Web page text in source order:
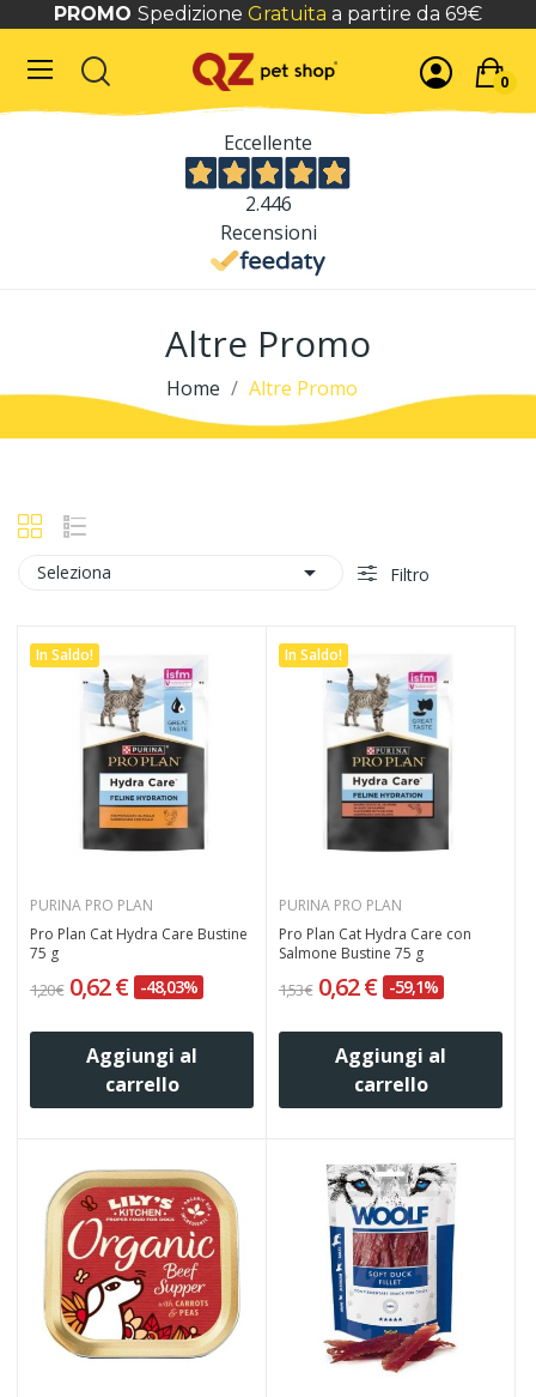
PROMO Spedizione Gratuita a partire da 69€
0
Eccellente
2.446
Recensioni
Altre Promo
Home Altre Promo
Seleziona  Filtro
In Saldo!
PURINA PRO PLAN
Pro Plan Cat Hydra Care Bustine
75 g
1,20 € 0,62 € -48,03%
Aggiungi al
carrello
In Saldo!
PURINA PRO PLAN
Pro Plan Cat Hydra Care con
Salmone Bustine 75 g
1,53 € 0,62 € -59,1%
Aggiungi al
carrello